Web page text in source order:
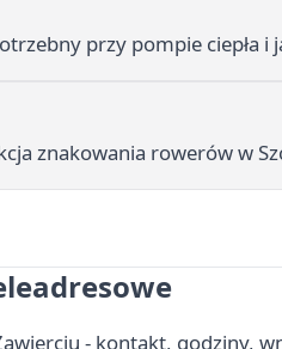
przy pompie ciepła i
znakowania rowerów w
- kontakt, godziny,